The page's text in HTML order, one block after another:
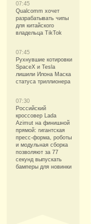
07:45
Qualcomm хочет
разрабатывать чипы
для китайского
владельца TikTok
07:45
Рухнувшие котировки
SpaceX и Tesla
лишили Илона Маска
статуса триллионера
07:30
Российский
кроссовер Lada
Azimut на финишной
прямой: гигантская
пресс-форма, роботы
и модульная сборка
позволяют за 77
секунд выпускать
бамперы для новинки